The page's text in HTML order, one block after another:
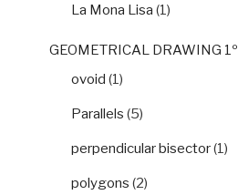
La Mona Lisa (1)
GEOMETRICAL DRAWING 1º
ovoid (1)
Parallels (5)
perpendicular bisector(1)
polygons (2)